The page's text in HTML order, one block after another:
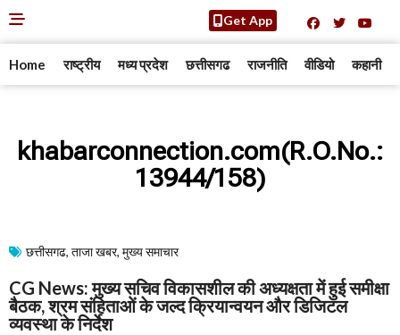
Get App
Home राष्ट्रीय मध्य प्रदेश छत्तीसगढ राजनीति वीडियो कहानी
khabarconnection.com(R.O.No.:
13944/158)
छत्तीसगढ, ताजा खबर, मुख्य समाचार​
CG News: मुख्य सचिव विकासशील की अध्यक्षता में हुई समीक्षा
बैठक, श्रम संहिताओं के जल्द क्रियान्वयन और डिजिटल
व्यवस्था के निर्देश